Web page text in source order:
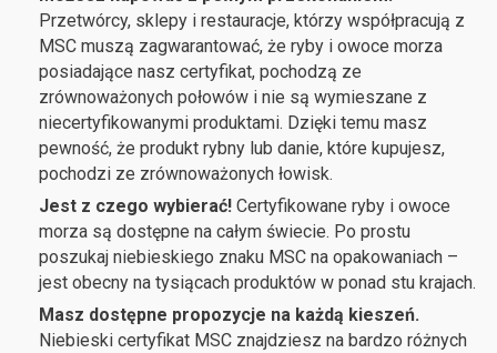
Przetwórcy, sklepy i restauracje, którzy współpracują z
MSC muszą zagwarantować, że ryby i owoce morza
posiadające nasz certyfikat, pochodzą ze
zrównoważonych połowów i nie są wymieszane z
niecertyfikowanymi produktami. Dzięki temu masz
pewność, że produkt rybny lub danie, które kupujesz,
pochodzi ze zrównoważonych łowisk.
Jest z czego wybierać! Certyfikowane ryby i owoce
morza są dostępne na całym świecie. Po prostu
poszukaj niebieskiego znaku MSC na opakowaniach –
jest obecny na tysiącach produktów w ponad stu krajach.
Masz dostępne propozycje na każdą kieszeń.
Niebieski certyfikat MSC znajdziesz na bardzo różnych